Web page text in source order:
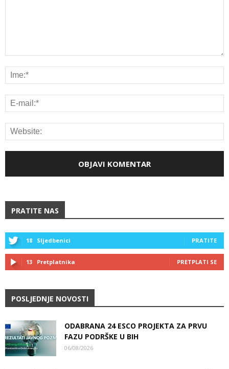
PRATITE NAS
18 Sljedbenici PRATITE
13 Pretplatnika PRETPLATI SE
POSLJEDNJE NOVOSTI
ODABRANA 24 ESCO PROJEKTA ZA PRVU
FAZU PODRŠKE U BIH
06/08/2026